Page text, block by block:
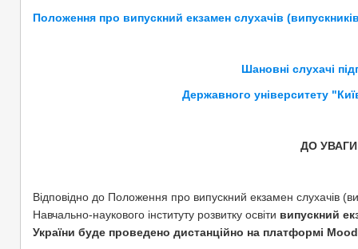
Положення про випускний екзамен слухачів
Шановні слухачі
Державного університету
ДО
Відповідно до Положення про випускний екзамен слухачів
Навчально-наукового інституту розвитку освіти випускний
України буде проведено дистанційно на платформі